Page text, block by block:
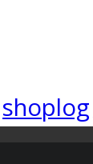
shoplog